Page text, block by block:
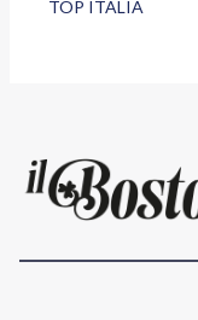
TOP ITALIA